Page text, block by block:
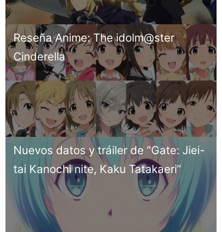
Reseña Anime: The idolm@ster
Cinderella
Nuevos datos y tráiler de “Gate: Jiei-
tai Kanochi nite, Kaku Tatakaeri”